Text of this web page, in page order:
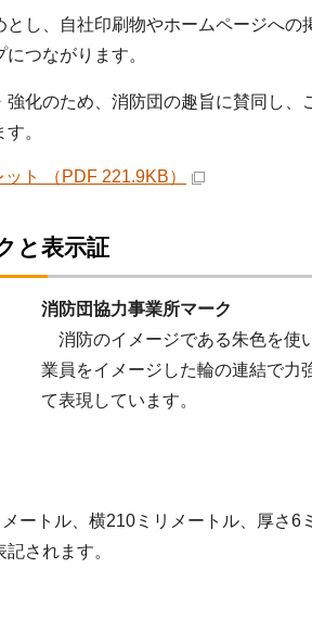
し、自社印刷物やホームページへの
つながります。
化のため、消防団の趣旨に賛同し、
。
ト （PDF 221.9KB）
と表示証
消防団協力事業所マーク
消防のイメージである朱色を使
業員をイメージした輪の連結で力
て表現しています。
ートル、横210ミリメートル、厚さ6
されます。